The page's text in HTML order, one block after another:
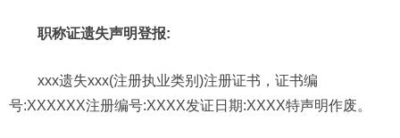
职称证遗失声明登报:
xxx遗失xxx(注册执业类别)注册证书，证书编
号:XXXXXX注册编号:XXXX发证日期:XXXX特声明作废。